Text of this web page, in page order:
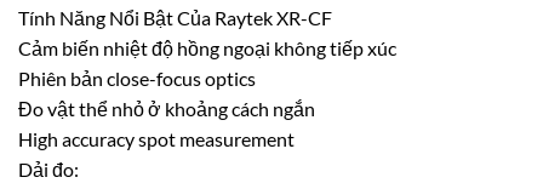
Tính Năng Nổi Bật Của Raytek XR-CF
Cảm biến nhiệt độ hồng ngoại không tiếp xúc
Phiên bản close-focus optics
Đo vật thể nhỏ ở khoảng cách ngắn
High accuracy spot measurement
Dải đo: